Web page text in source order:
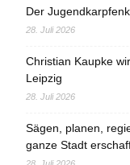
Der
28. Juli 2026
Christian Kaupke
Leipzig
28. Juli 2026
Sägen, planen,
ganze Stadt